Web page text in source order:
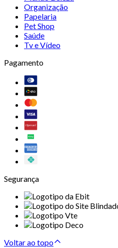
Organização
Papelaria
Pet Shop
Saúde
Tv e Vídeo
Pagamento
Segurança
Voltar ao topo